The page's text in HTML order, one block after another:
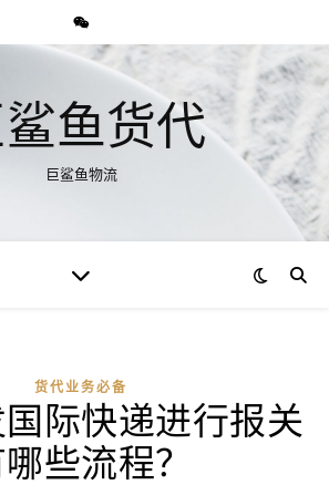
鱼货代
巨鲨鱼物流
货代业务必备
际快递进行报关
些流程？